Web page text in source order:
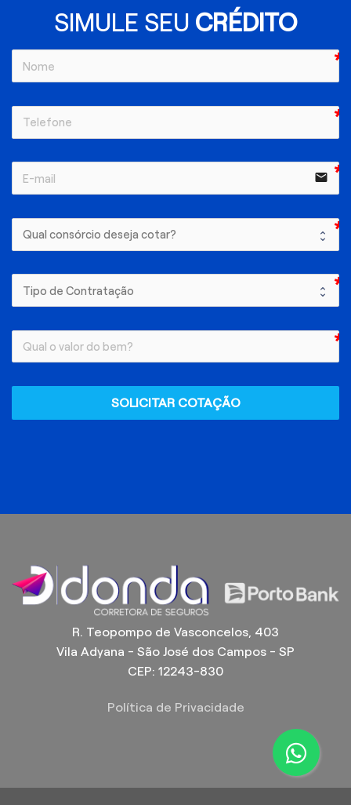
SIMULE SEU CRÉDITO
email
SOLICITAR COTAÇÃO
R. Teopompo de Vasconcelos, 403
Vila Adyana - São José dos Campos - SP
CEP: 12243-830
Política de Privacidade